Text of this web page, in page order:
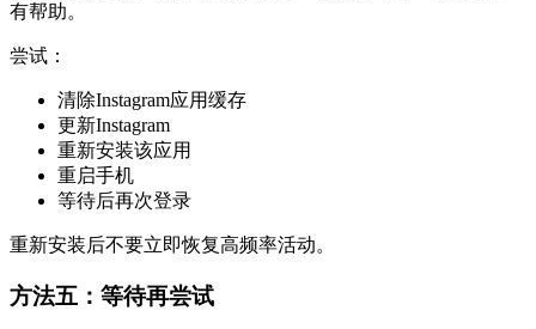
有帮助。
尝试：
清除Instagram应用缓存
更新Instagram
重新安装该应用
重启手机
等待后再次登录
重新安装后不要立即恢复高频率活动。
方法五：等待再尝试